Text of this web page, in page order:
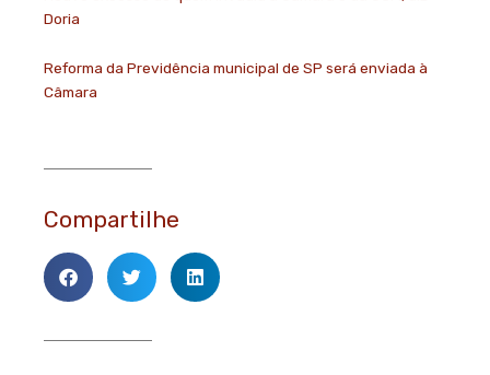
Doria
Reforma da Previdência municipal de SP será enviada à
Câmara
Compartilhe